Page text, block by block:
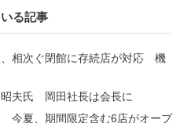
る記事
相次ぐ閉館に存続店が対応 機
夫氏 岡田社長は会長に
今夏、期間限定含む6店がオープ